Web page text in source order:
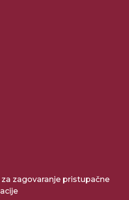
za zagovaranje pristupačne